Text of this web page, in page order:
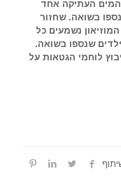
העתיקה אחד
בשואה. שחזור
נשמעים כל
שנספו בשואה.
לוחמי הגטאות על